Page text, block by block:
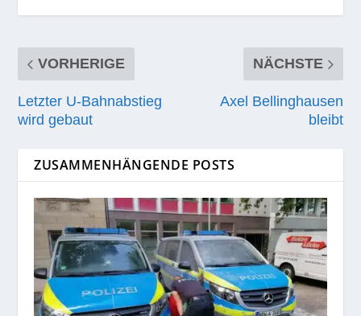
VORHERIGE
Letzter U‑Bahnabstieg
wird gebaut
NÄCHSTE
Axel Bellinghausen
bleibt
ZUSAMMENHÄNGENDE POSTS